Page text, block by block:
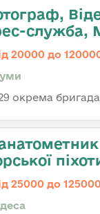
служба,
20000 до
окрема
25000 до